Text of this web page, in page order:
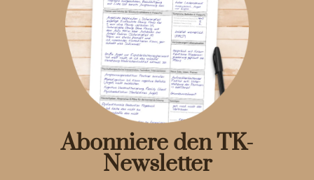
Abonniere den TK-
Newsletter